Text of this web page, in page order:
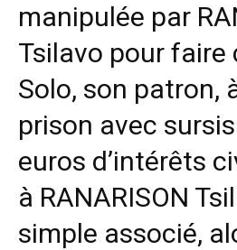
manipulée par
Tsilavo pour faire
Solo, son patron,
prison avec
euros d’intérêts
à RANARISON
simple associé,